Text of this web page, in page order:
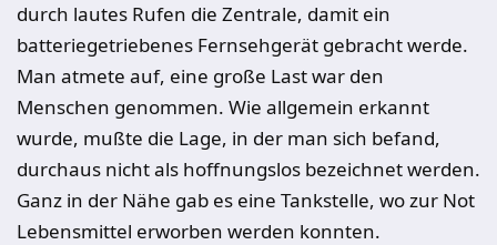
durch lautes Rufen die Zentrale, damit ein
batteriegetriebenes Fernsehgerät gebracht werde.
Man atmete auf, eine große Last war den
Menschen genommen. Wie allgemein erkannt
wurde, mußte die Lage, in der man sich befand,
durchaus nicht als hoffnungslos bezeichnet werden.
Ganz in der Nähe gab es eine Tankstelle, wo zur Not
Lebensmittel erworben werden konnten.